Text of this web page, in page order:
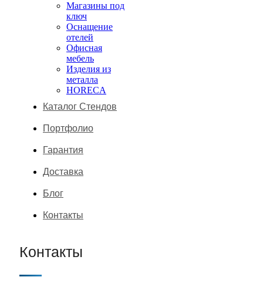
Магазины под
ключ
Оснащение
отелей
Офисная
мебель
Изделия из
металла
HORECA
Каталог Стендов
Портфолио
Гарантия
Доставка
Блог
Контакты
Контакты